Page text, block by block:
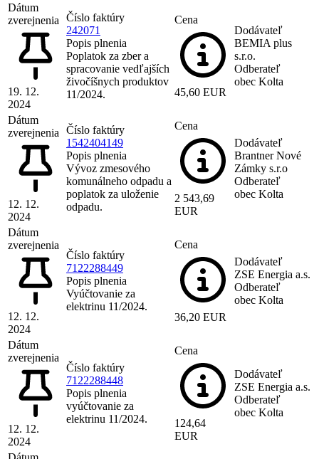
Dátum
zverejnenia
19. 12.
2024
Číslo faktúry
242071
Popis plnenia
Poplatok za zber a
spracovanie vedľajších
živočíšnych produktov
11/2024.
Cena
45,60 EUR
Dodávateľ
BEMIA plus
s.r.o.
Odberateľ
obec Kolta
Dátum
zverejnenia
12. 12.
2024
Číslo faktúry
1542404149
Popis plnenia
Vývoz zmesového
komunálneho odpadu a
poplatok za uloženie
odpadu.
Cena
2 543,69
EUR
Dodávateľ
Brantner Nové
Zámky s.r.o
Odberateľ
obec Kolta
Dátum
zverejnenia
12. 12.
2024
Číslo faktúry
7122288449
Popis plnenia
Vyúčtovanie za
elektrinu 11/2024.
Cena
36,20 EUR
Dodávateľ
ZSE Energia a.s.
Odberateľ
obec Kolta
Dátum
zverejnenia
12. 12.
2024
Číslo faktúry
7122288448
Popis plnenia
vyúčtovanie za
elektrinu 11/2024.
Cena
124,64
EUR
Dodávateľ
ZSE Energia a.s.
Odberateľ
obec Kolta